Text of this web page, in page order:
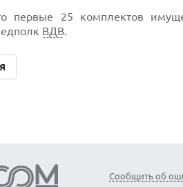
первые 25 комплектов
ВДВ.
Сообщить об